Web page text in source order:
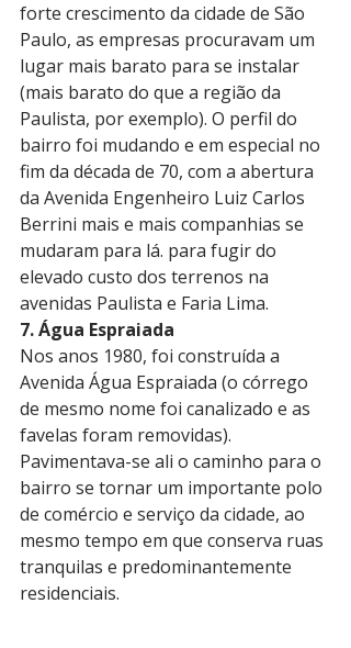
forte crescimento da cidade de São
Paulo, as empresas procuravam um
lugar mais barato para se instalar
(mais barato do que a região da
Paulista, por exemplo). O perfil do
bairro foi mudando e em especial no
fim da década de 70, com a abertura
da Avenida Engenheiro Luiz Carlos
Berrini mais e mais companhias se
mudaram para lá. para fugir do
elevado custo dos terrenos na
avenidas Paulista e Faria Lima.
7. Água Espraiada
Nos anos 1980, foi construída a
Avenida Água Espraiada (o córrego
de mesmo nome foi canalizado e as
favelas foram removidas).
Pavimentava-se ali o caminho para o
bairro se tornar um importante polo
de comércio e serviço da cidade, ao
mesmo tempo em que conserva ruas
tranquilas e predominantemente
residenciais.